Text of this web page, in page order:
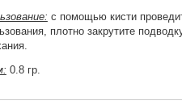
с помощью кисти
плотно закрутите
0.8 гр.